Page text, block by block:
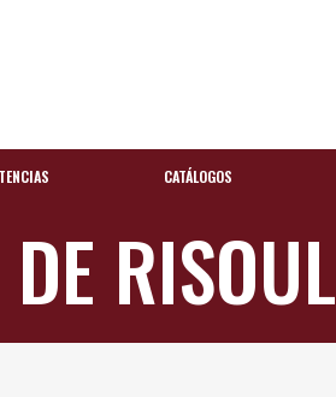
CATÁLOGOS
RISOUL